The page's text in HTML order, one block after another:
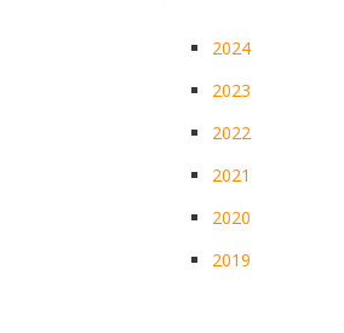
2024
2023
2022
2021
2020
2019